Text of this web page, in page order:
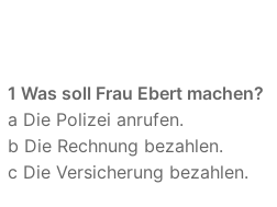
1 Was soll Frau Ebert machen?
a Die Polizei anrufen.
b Die Rechnung bezahlen.
c Die Versicherung bezahlen.